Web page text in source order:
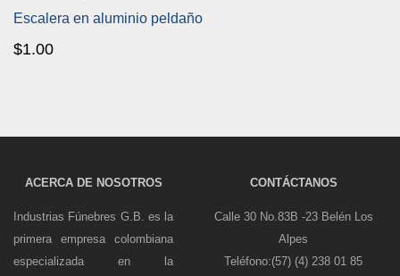
Escalera en aluminio peldaño
$1.00
ACERCA DE NOSOTROS
Industrias Fúnebres G.B. es la
primera empresa colombiana
especializada en la
CONTÁCTANOS
Calle 30 No.83B -23 Belén Los
Alpes
Teléfono:(57) (4) 238 01 85